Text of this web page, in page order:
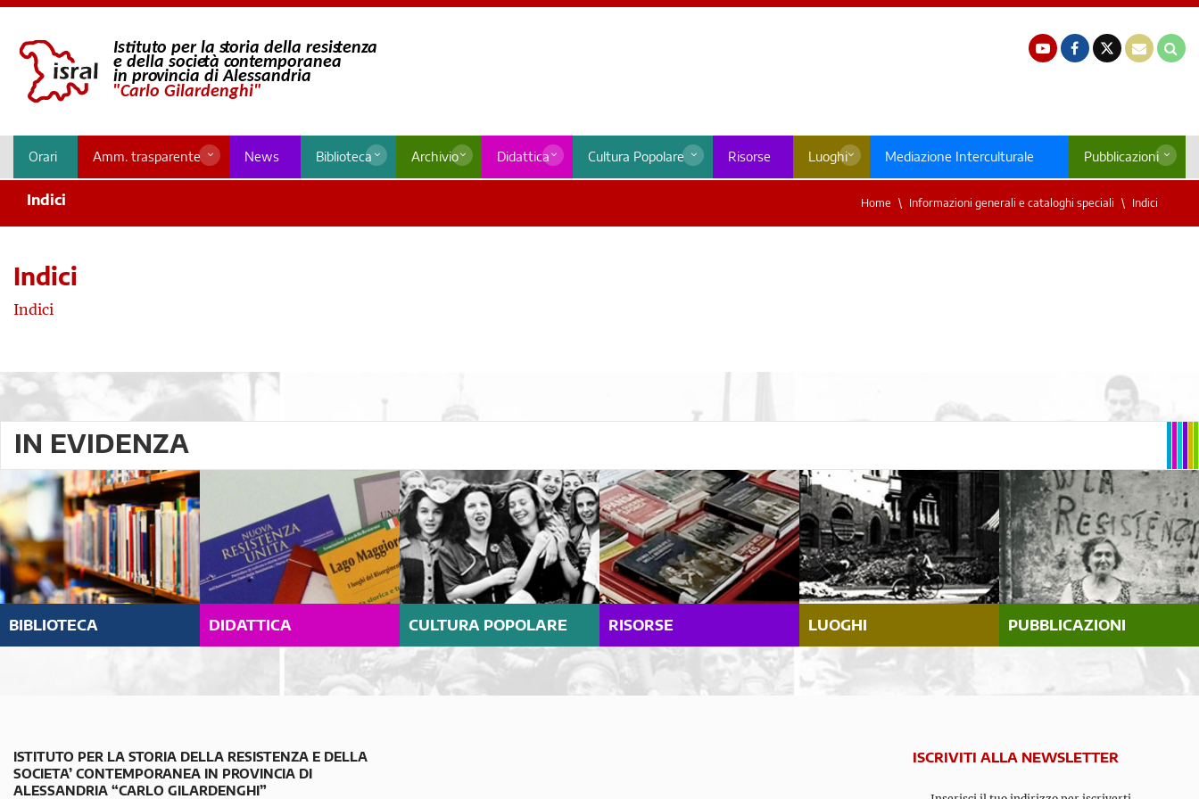
Orari Amm. trasparente News Biblioteca Archivio Didattica Cultura Popolare Risorse Luoghi Mediazione Interculturale Pubblicazioni
Indici Home Informazioni generali e cataloghi speciali Indici
Indici
Indici
IN EVIDENZA
BIBLIOTECA DIDATTICA CULTURA POPOLARE RISORSE LUOGHI PUBBLICAZIONI
ISTITUTO PER LA STORIA DELLA RESISTENZA E DELLA
SOCIETA’ CONTEMPORANEA IN PROVINCIA DI
ALESSANDRIA “CARLO GILARDENGHI”
ISCRIVITI ALLA NEWSLETTER